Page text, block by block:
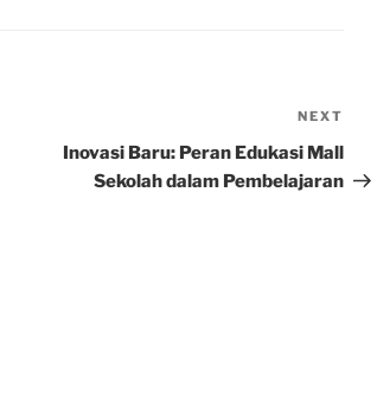
Post
NEXT
Inovasi Baru: Peran Edukasi Mall
Sekolah dalam Pembelajaran